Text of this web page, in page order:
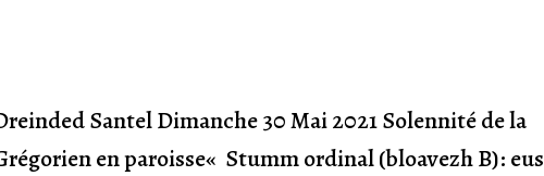
Santel Dimanche 30 Mai 2021 Solennité de la
en paroisse« Stumm ordinal (bloavezh B): eus